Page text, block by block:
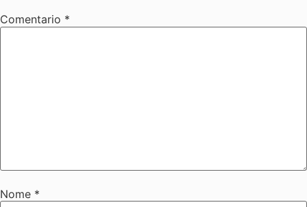
Comentario *
Nome *